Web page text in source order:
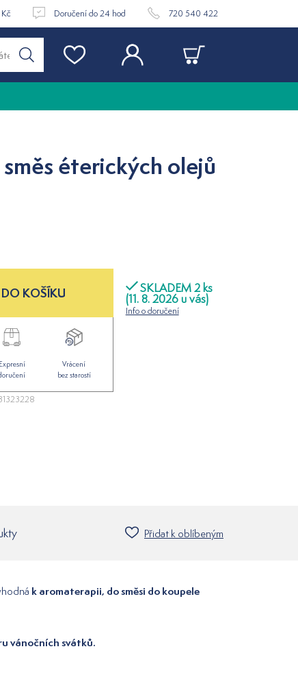
Doručení do 24 hod 720 540 422
éterických olejů
SKLADEM 2 ks
(11. 8. 2026 u vás)
Info o doručení
KOŠÍKU
Expresní
Vrácení
bez starostí
Přidat k oblíbeným
k aromaterapii, do směsi do koupele
vánočních svátků.